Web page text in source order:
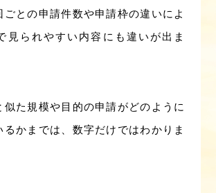
ごとの申請件数や申請枠の違いによ
見られやすい内容にも違いが出ま
似た規模や目的の申請がどのように
るかまでは、数字だけではわかりま